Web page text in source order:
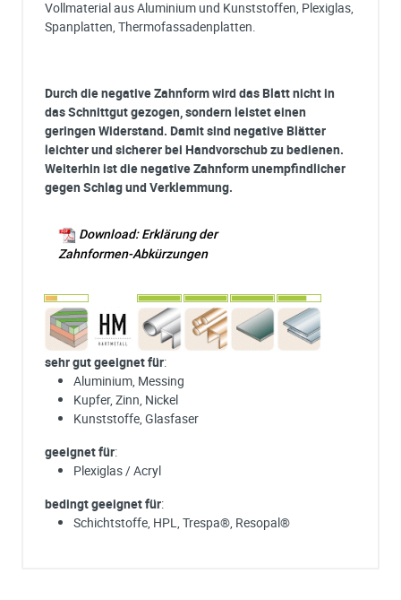
Vollmaterial aus Aluminium und Kunststoffen, Plexiglas,
Spanplatten, Thermofassadenplatten.
Durch die negative Zahnform wird das Blatt nicht in
das Schnittgut gezogen, sondern leistet einen
geringen Widerstand. Damit sind negative Blätter
leichter und sicherer bei Handvorschub zu bedienen.
Weiterhin ist die negative Zahnform unempfindlicher
gegen Schlag und Verklemmung.
Download: Erklärung der
Zahnformen-Abkürzungen
sehr gut geeignet für:
Aluminium, Messing
Kupfer, Zinn, Nickel
Kunststoffe, Glasfaser
geeignet für:
Plexiglas / Acryl
bedingt geeignet für:
Schichtstoffe, HPL, Trespa®, Resopal®